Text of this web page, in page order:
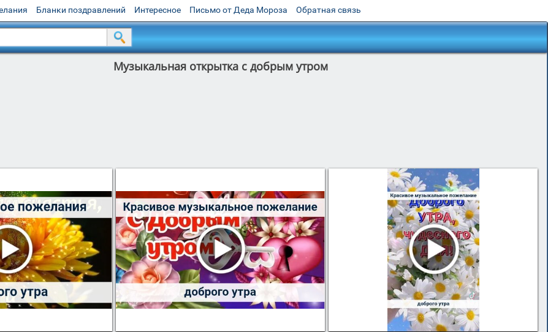
Бланки поздравлений Интересное Письмо от Деда Мороза Обратная связь
Музыкальная открытка с добрым утром